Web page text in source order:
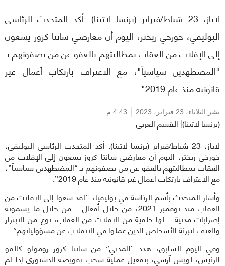
لاباز، 23 شباط/فبراير (برنسا لاتينا): أكد المتحدث الرئاسي
البوليفي، خورخي ريختر، اليوم أن معارضي سانتا كروز يسعون
إلى الإفلات من العقاب بمطالبتهم بالعفو عن من يصفونهم بـ
"المضطهدين سياسياً"، مع الاعتراف بارتكاب أعمال غير
قانونية منذ عام 2019".
نشر الثلاثاء، 23 فبراير، 2023 4:43 م
(برنسا لاتينا)| القسم العربي
لاباز، 23 شباط/فبراير (برنسا لاتينا): أكد المتحدث الرئاسي البوليفي،
خورخي ريختر، اليوم أن معارضي سانتا كروز يسعون إلى الإفلات من
العقاب بمطالبتهم بالعفو عن من يصفونهم بـ “المضطهدين سياسياً”،
مع الاعتراف بارتكاب أعمال غير قانونية منذ عام 2019”.
وأشار المتحدث بأسم الرئاسة في بوليفيا، “لقد سعوا إلى الإفلات من
العقاب منذ نوفمبر 2021، من خلال أفعال – من خلال ما يسمونه
إضرابات مدنية – لها خلفية من الإفلات من العقاب، نوع من الابتزاز
والعنف لتبرئة الأشخاص الذين عملوا في الانقلاب عن مسؤولياتهم”.
وفي اليوم السابق، هدد “المدني” من سانتا كروز رومولو كالفو
الرئيس، لويس آرسي، بتفعيل عملية سحب تفويضه الدستوري إذا لم